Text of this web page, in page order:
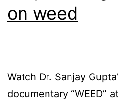
on weed
Watch Dr. Sanjay
documentary “WEED”